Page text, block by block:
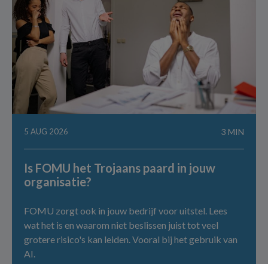
5 AUG 2026 3 MIN
Is FOMU het Trojaans paard in jouw
organisatie?
FOMU zorgt ook in jouw bedrijf voor uitstel. Lees
wat het is en waarom niet beslissen juist tot veel
grotere risico's kan leiden. Vooral bij het gebruik van
AI.